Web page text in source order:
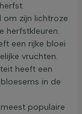
om zijn lichtroze
herfstkleuren.
een rijke bloei
vruchten.
heeft een
in de
populaire